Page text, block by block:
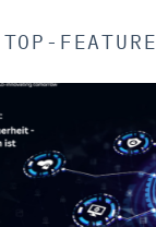
TOP-FEATURE